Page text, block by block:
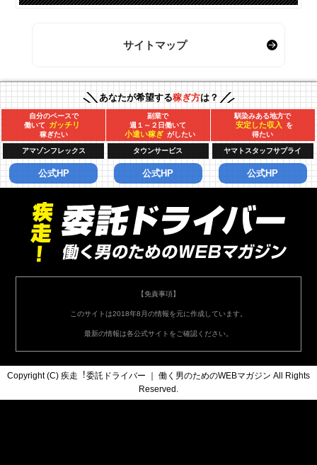
サイトマップ
あなたが希望する稼ぎ方は？
自分のペースで
働いて ガッチリ
稼ぎたい
アマゾンフレックス
公式HP
副業で
週１～２日働いて
小遣い稼ぎ がしたい
タウンサービス
公式HP
馴染みある地方で
安定した収入
を
得たい
ヤマトスタッフサプライ
公式HP
【免責事項】
このサイトは2018年8月の情報を元に作成しています。
最新の情報は各公式サイトをご確認ください。
Copyright (C) 疾走︕委託ドライバー ｜ 働く男のためのWEBマガジン All Rights
Reserved.